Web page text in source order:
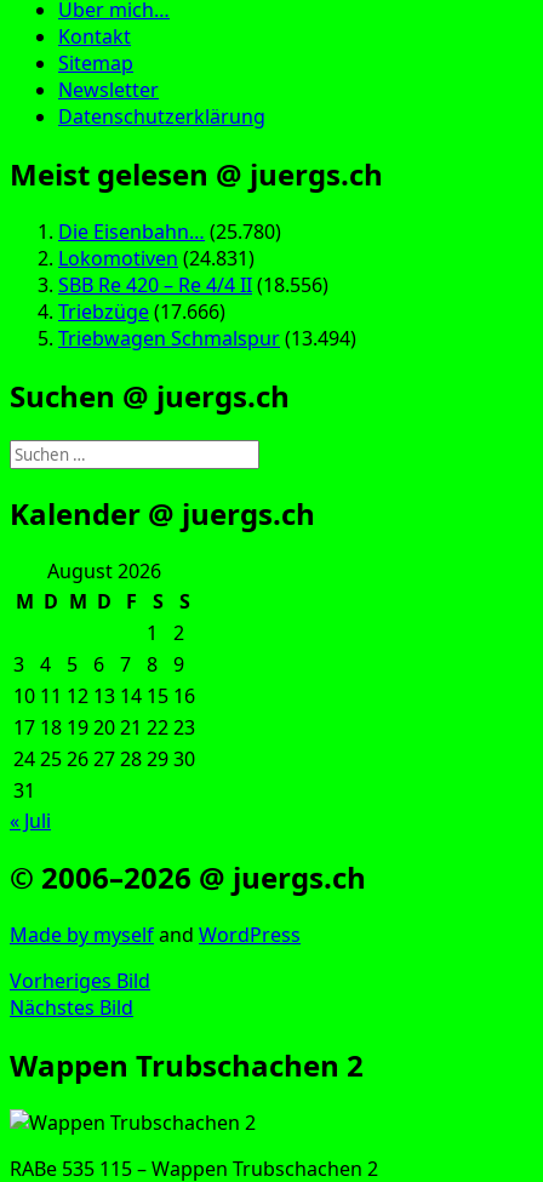
Über mich…
Kontakt
Sitemap
Newsletter
Datenschutzerklärung
Meist gelesen @ juergs.ch
Die Eisenbahn… (25.780)
Lokomotiven (24.831)
SBB Re 420 – Re 4/4 II(18.556)
Triebzüge(17.666)
Triebwagen Schmalspur(13.494)
Suchen @ juergs.ch
Suchen
nach:
Kalender @ juergs.ch
August 2026
M D M D F S
S
1
2
3 4 5 6 7 8 9
10 11 12 13 14 15 16
17 18 192021 2223
24252627282930
31
« Juli
© 2006–2026 @ juergs.ch
Made by mys­elfand Word­Press
Vorheriges Bild
Nächstes Bild
Wappen Trubschachen 2
RABe 535 115 – Wap­pen Trub­schach­en 2